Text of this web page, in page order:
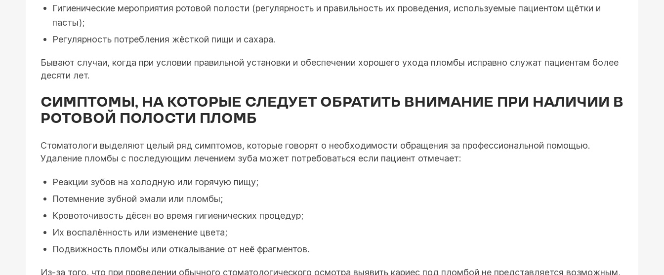
Гигиенические мероприятия ротовой полости (регулярность и правильность их проведения, используемые пациентом щётки и
пасты);
Регулярность потребления жёсткой пищи и сахара.
Бывают случаи, когда при условии правильной установки и обеспечении хорошего ухода пломбы исправно служат пациентам более
десяти лет.
СИМПТОМЫ, НА КОТОРЫЕ СЛЕДУЕТ ОБРАТИТЬ ВНИМАНИЕ ПРИ НАЛИЧИИ В
РОТОВОЙ ПОЛОСТИ ПЛОМБ
Стоматологи выделяют целый ряд симптомов, которые говорят о необходимости обращения за профессиональной помощью.
Удаление пломбы с последующим лечением зуба может потребоваться если пациент отмечает:
Реакции зубов на холодную или горячую пищу;
Потемнение зубной эмали или пломбы;
Кровоточивость дёсен во время гигиенических процедур;
Их воспалённость или изменение цвета;
Подвижность пломбы или откалывание от неё фрагментов.
Из-за того, что при проведении обычного стоматологического осмотра выявить кариес под пломбой не представляется возможным,